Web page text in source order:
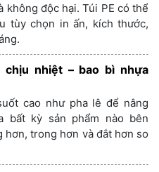
không độc hại. Túi PE có thể
tùy chọn in ấn, kích thước,
chịu nhiệt – bao bì nhựa
cao như pha lê để nâng
bất kỳ sản phẩm nào bên
hơn, trong hơn và đắt hơn so